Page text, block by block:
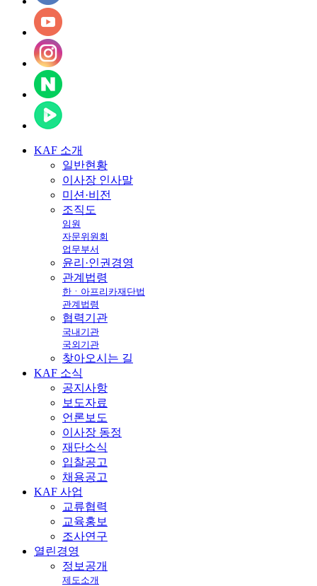
KAF 소개
일반현황
이사장 인사말
미션·비전
조직도
임원
자문위원회
업무부서
윤리·인권경영
관계법령
한ㆍ아프리카재단법
관계법령
협력기관
국내기관
국외기관
찾아오시는 길
KAF 소식
공지사항
보도자료
언론보도
이사장 동정
재단소식
입찰공고
채용공고
KAF 사업
교류협력
교육홍보
조사연구
열린경영
정보공개
제도소개